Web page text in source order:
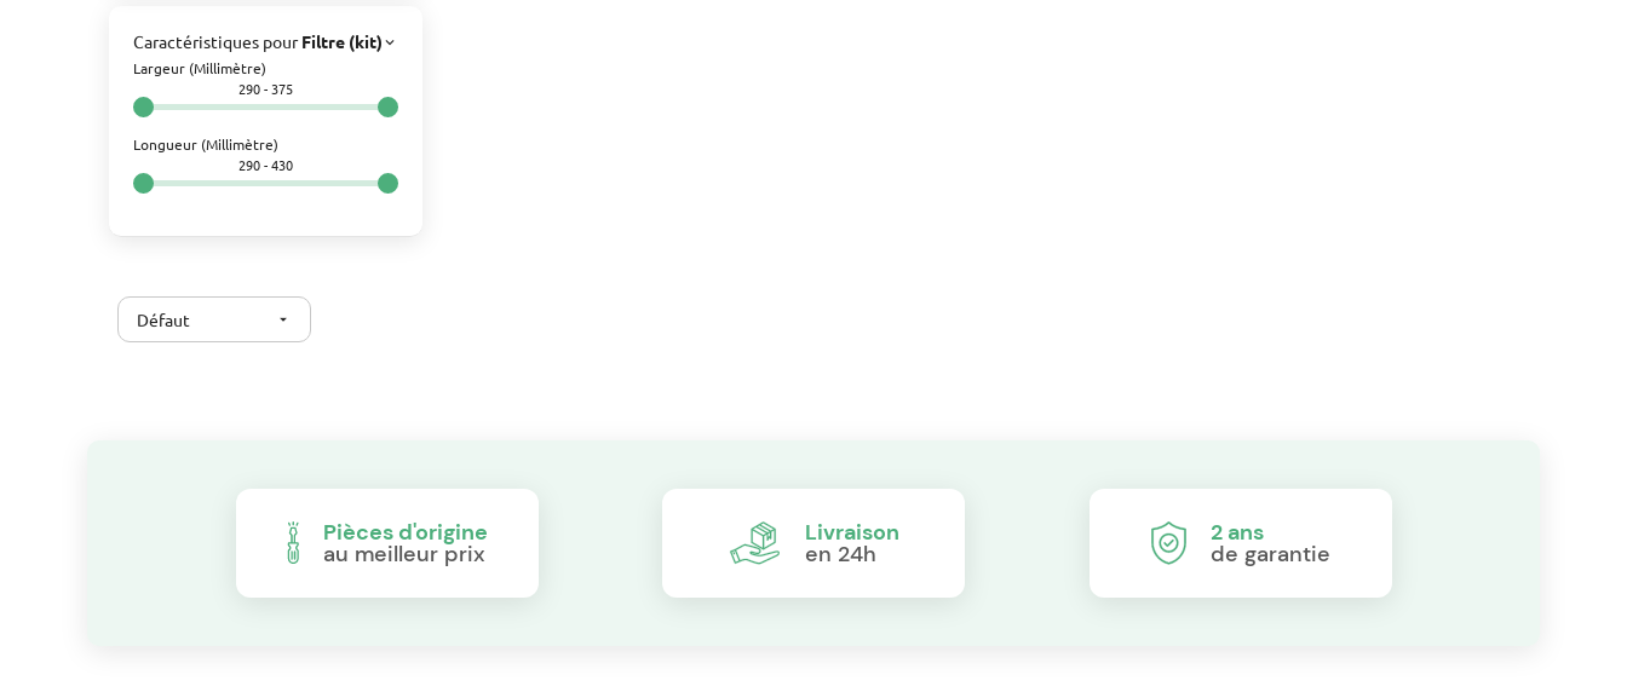
Caractéristiques pourFiltre (kit) keyboard_arrow_up
Largeur (Millimètre)
290 - 375
Longueur (Millimètre)
290 - 430
Défaut arrow_drop_down
Pièces d'origine
au meilleur prix
Livraison
en 24h
2 ans
de garantie